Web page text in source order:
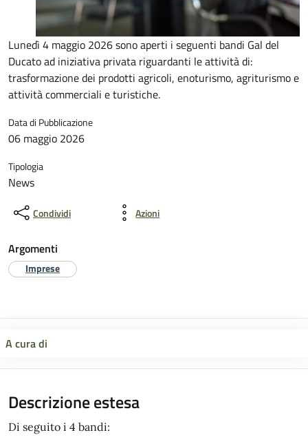
Lunedì 4 maggio 2026 sono aperti i seguenti bandi Gal del
Ducato ad iniziativa privata riguardanti le attività di:
trasformazione dei prodotti agricoli, enoturismo, agriturismo e
attività commerciali e turistiche.
Data di Pubblicazione
06 maggio 2026
Tipologia
News
Condividi Azioni
Argomenti
Imprese
A cura di
Descrizione estesa
Di seguito i 4 bandi: